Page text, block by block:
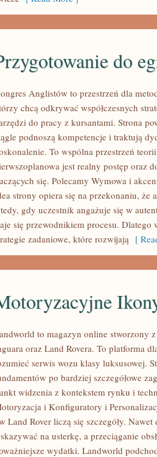
do
Anglistów to przestrzeń dla
chcą odkrywać współczesnych
do pracy z kursantami. Strona
podnoszą kompetencje i traktują
To wspólna przestrzeń
jest realny postęp oraz
się. Polecamy Wymowa i
strony opiera się na przekonaniu, że
gdy uczestnik angażuje się w
się przewodnikiem procesu.
zadaniowe, które rozwijają [
to magazyn online stworzony
oraz Land Rovera. To platforma
serwis wozu klasy luksusowej.
po bardziej szczegółowe
widzenia z kontekstem rynku i
i Konfiguratory i
Land Rover liczą się szczegóły.
na usterkę, a przeciąganie
wydatki. Landworld